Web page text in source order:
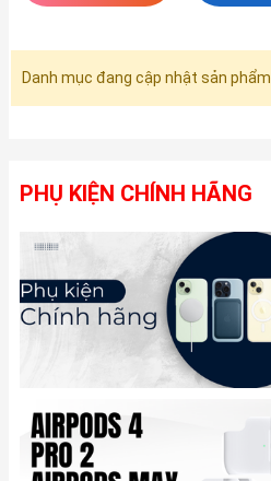
Danh mục đang cập nhật sản phẩm
PHỤ KIỆN CHÍNH HÃNG